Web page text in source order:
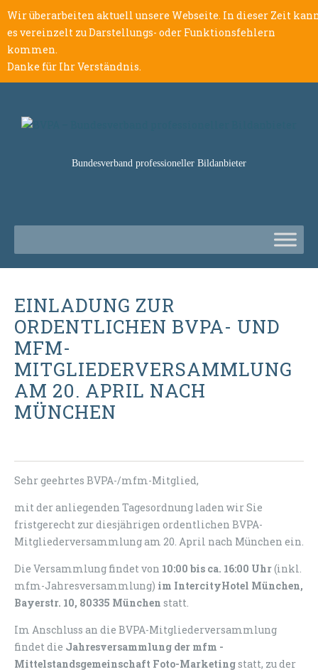
Wir überarbeiten aktuell unsere Webseite. In dieser Zeit
es vereinzelt zu Darstellungs- oder Funktionsfehlern
kommen.
Danke für Ihr Verständnis.
Bundesverband professioneller Bildanbieter
EINLADUNG ZUR
ORDENTLICHEN BVPA- UND
MFM-
MITGLIEDERVERSAMMLUNG
AM 20. APRIL NACH
MÜNCHEN
Sehr geehrtes BVPA-/mfm-Mitglied,
mit der anliegenden Tagesordnung laden wir Sie
fristgerecht zur diesjährigen ordentlichen BVPA-
Mitgliederversammlung am 20. April nach München ein.
Die Versammlung findet von 10:00 bis ca. 16:00 Uhr(inkl.
mfm-Jahresversammlung) im IntercityHotel München,
Bayerstr. 10, 80335 München statt.
Im Anschluss an die BVPA-Mitgliederversammlung
findet die Jahresversammlung der mfm -
Mittelstandsgemeinschaft Foto-Marketingstatt, zu der